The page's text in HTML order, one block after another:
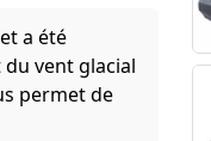
a été
vent glacial
permet de